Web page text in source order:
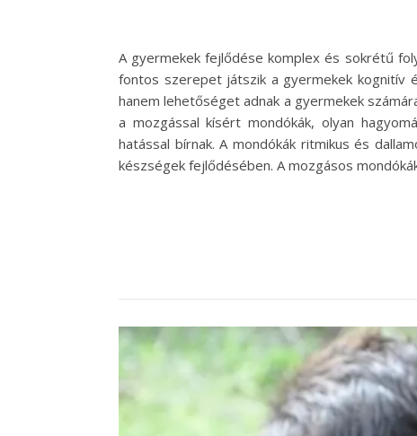
A gyermekek fejlődése komplex és sokrétű
fontos szerepet játszik a gyermekek kognitív
hanem lehetőséget adnak a gyermekek
a mozgással kísért mondókák, olyan
hatással bírnak. A mondókák ritmikus és
készségek fejlődésében. A mozgásos